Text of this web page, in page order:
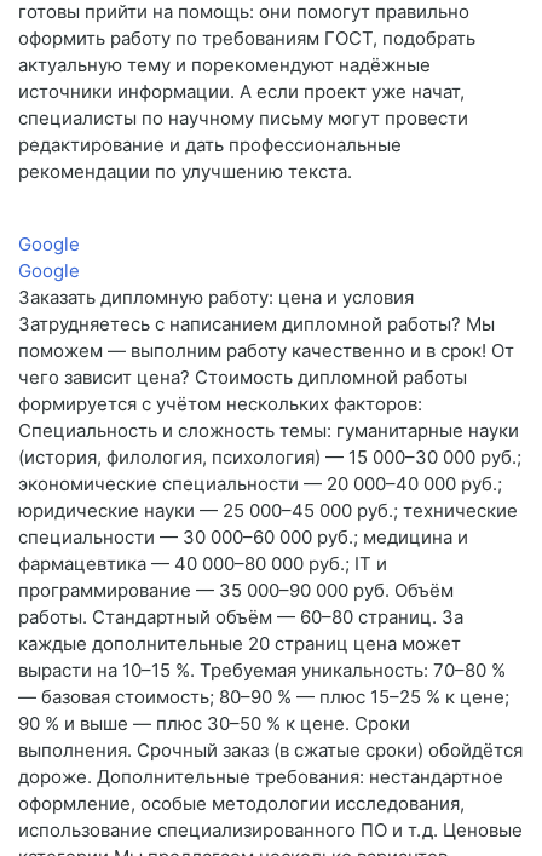
готовы прийти на помощь: они помогут правильно
оформить работу по требованиям ГОСТ, подобрать
актуальную тему и порекомендуют надёжные
источники информации. А если проект уже начат,
специалисты по научному письму могут провести
редактирование и дать профессиональные
рекомендации по улучшению текста.
Google
Google
Заказать дипломную работу: цена и условия
Затрудняетесь с написанием дипломной работы? Мы
поможем — выполним работу качественно и в срок! От
чего зависит цена? Стоимость дипломной работы
формируется с учётом нескольких факторов:
Специальность и сложность темы: гуманитарные науки
(история, филология, психология) — 15 000–30 000 руб.;
экономические специальности — 20 000–40 000 руб.;
юридические науки — 25 000–45 000 руб.; технические
специальности — 30 000–60 000 руб.; медицина и
фармацевтика — 40 000–80 000 руб.; IT и
программирование — 35 000–90 000 руб. Объём
работы. Стандартный объём — 60–80 страниц. За
каждые дополнительные 20 страниц цена может
вырасти на 10–15 %. Требуемая уникальность: 70–80 %
— базовая стоимость; 80–90 % — плюс 15–25 % к цене;
90 % и выше — плюс 30–50 % к цене. Сроки
выполнения. Срочный заказ (в сжатые сроки) обойдётся
дороже. Дополнительные требования: нестандартное
оформление, особые методологии исследования,
использование специализированного ПО и т. д. Ценовые